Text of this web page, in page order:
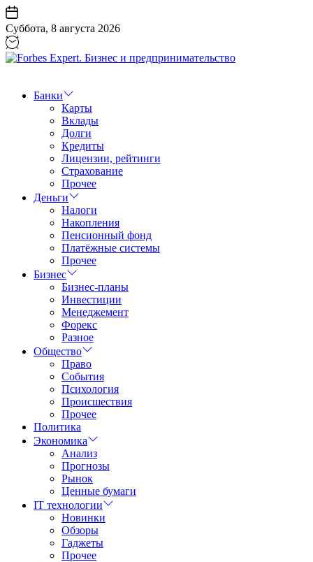
Перейти
к
содержанию
Суббота, 8 августа 2026
Бизнес
предпринимательство
Банки
Карты
Вклады
Долги
Кредиты
Лицензии, рейтинги
Страхование
Прочее
Деньги
Налоги
Накопления
Пенсионный фонд
Платёжные системы
Прочее
Бизнес
Бизнес-планы
Инвестиции
Менеджемент
Форекс
Разное
Общество
Право
События
Психология
Происшествия
Прочее
Политика
Экономика
Анализ
Прогнозы
Рынок
Ценные бумаги
IT технологии
Новинки
Обзоры
Гаджеты
Прочее